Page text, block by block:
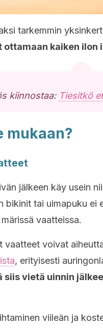
tarkemmin
ottamaan kaiken
kiinnostaa: Tiesitkö
mukaan?
jälkeen käy usein
bikinit tai uimapuku ei
vaatteissa.
vaatteet voivat
, erityisesti
siis vietä uinnin
viileän ja